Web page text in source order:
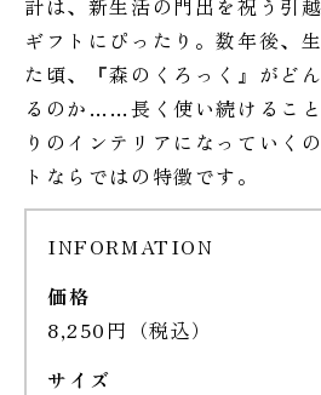
計は、新生活の門出を祝う引
ギフトにぴったり。数年後、
た頃、『森のくろっく』がど
るのか……長く使い続けるこ
りのインテリアになっていく
トならではの特徴です。
INFORMATION
価格
8,250円（税込）
サイズ